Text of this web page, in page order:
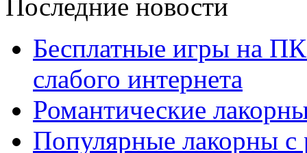
Последние новости
Бесплатные игры на
слабого интернета
Романтические
Популярные лакорны с